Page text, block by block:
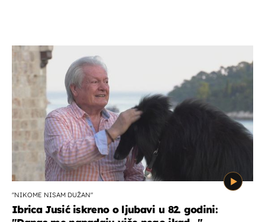
"NIKOME NISAM DUŽAN"
Ibrica Jusić iskreno o ljubavi u 82. godini: